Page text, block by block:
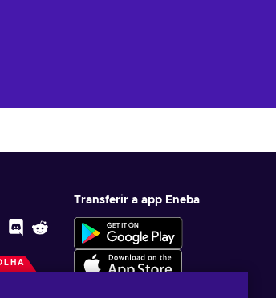
Transferir a app Eneba